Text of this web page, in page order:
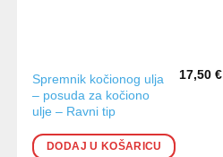
Spremnik kočionog ulja
– posuda za kočiono
ulje – Ravni tip
17,50€
DODAJ U KOŠARICU